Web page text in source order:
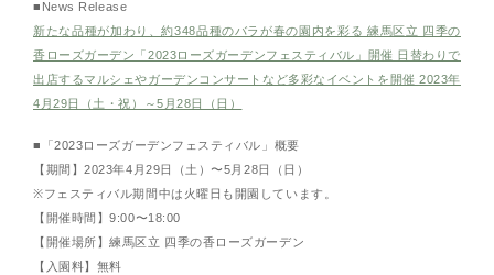
■News Release
新たな品種が加わり、約348品種のバラが春の園内を彩る 練馬区立 四季の
香ローズガーデン「2023ローズガーデンフェスティバル」開催 日替わりで
出店するマルシェやガーデンコンサートなど多彩なイベントを開催 2023年
4月29日（土・祝）～5月28日（日）
■「2023ローズガーデンフェスティバル」概要
【期間】2023年4月29日（土）〜5月28日（日）
※フェスティバル期間中は火曜日も開園しています。
【開催時間】9:00〜18:00
【開催場所】練馬区立 四季の香ローズガーデン
【入園料】無料